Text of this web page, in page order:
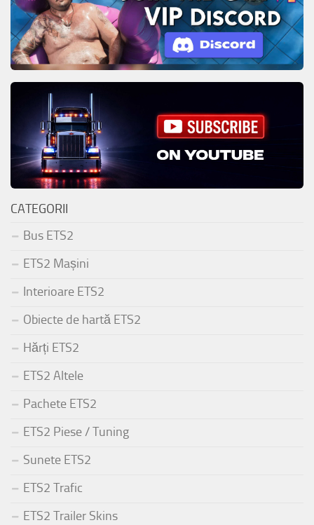
CATEGORII
Bus ETS2
ETS2 Mașini
Interioare ETS2
Obiecte de hartă ETS2
Hărți ETS2
ETS2 Altele
Pachete ETS2
ETS2 Piese / Tuning
Sunete ETS2
ETS2 Trafic
ETS2 Trailer Skins